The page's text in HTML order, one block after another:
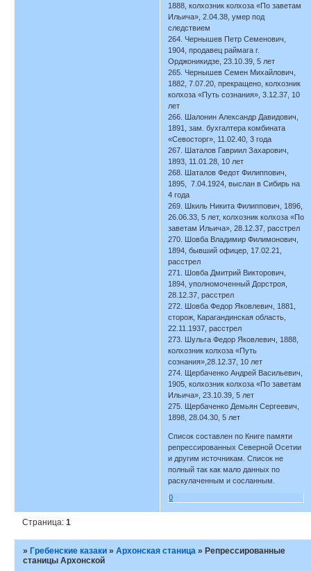
1888, колхозник колхоза «По заветам
Ильича», 2.04.38, умер под
следствием
264. Чернышев Петр Семенович,
1904, продавец раймага г.
Орджоникидзе, 23.10.39, 5 лет
265. Чернышев Семен Михайлович,
1882, 7.07.20, прекращено, колхозник
колхоза «Путь сознания», 3.12.37, 10
лет
266. Шалонин Александр Давидович,
1891, зам. бухгалтера комбината
«Севосторг», 11.02.40, 3 года
267. Шаталов Гавриил Захарович,
1893, 11.01.28, 10 лет
268. Шаталов Федот Филиппович,
1895, 7.04.1924, выслан в Сибирь на
4 года
269. Шкиль Никита Филиппович, 1896,
26.06.33, 5 лет, колхозник колхоза «По
заветам Ильича», 28.12.37, расстрел
270. Шовба Владимир Филимонович,
1894, бывший офицер, 17.02.21,
расстрел
271. Шовба Дмитрий Викторович,
1894, уполномоченный Дорстроя,
28.12.37, расстрел
272. Шовба Федор Яковлевич, 1881,
сторож, Карагандинская область,
22.11.1937, расстрел
273. Шульга Федор Яковлевич, 1888,
колхозник колхоза «Путь
сознания»,28.12.37, 10 лет
274. Щербаченко Андрей Васильевич,
1905, колхозник колхоза «По заветам
Ильича», 23.10.39, 5 лет
275. Щербаченко Демьян Сергеевич,
1898, 28.04.30, 5 лет
Список составлен по Книге памяти
репрессированных Северной Осетии
и другим источникам. Список не
полный так как мало данных по
раскулаченным и сосланным.
0
Страница:1
» Гребенские казаки »Архонская станица » Репрессированные
станицы Архонской